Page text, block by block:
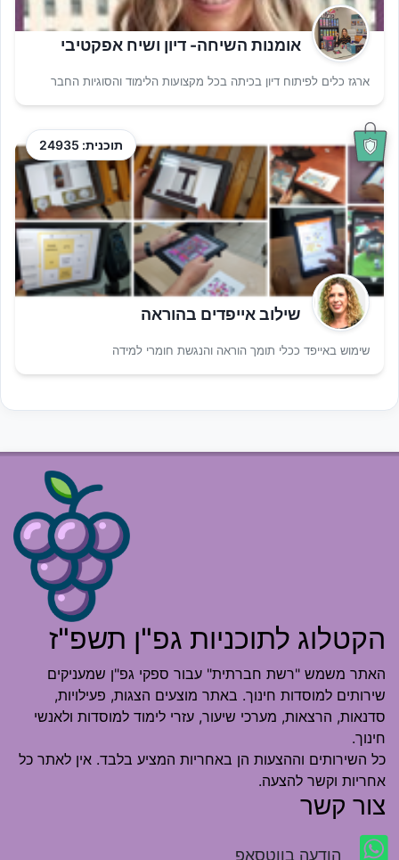
אומנות השיחה- דיון ושיח אפקטיבי
ארגז כלים לפיתוח דיון בכיתה בכל מקצועות הלימוד והסוגיות החבר
תוכנית: 24935
שילוב אייפדים בהוראה
שימוש באייפד ככלי תומך הוראה והנגשת חומרי למידה
הקטלוג לתוכניות גפ"ן תשפ"ז
האתר משמש "רשת חברתית" עבור ספקי גפ"ן שמעניקים
שירותים למוסדות חינוך. באתר מוצעים הצגות, פעילויות,
סדנאות, הרצאות, מערכי שיעור, עזרי לימוד למוסדות ולאנשי
חינוך.
כל השירותים וההצעות הן באחריות המציע בלבד. אין לאתר כל
אחריות וקשר להצעה.
צור קשר
הודעה בווטסאפ